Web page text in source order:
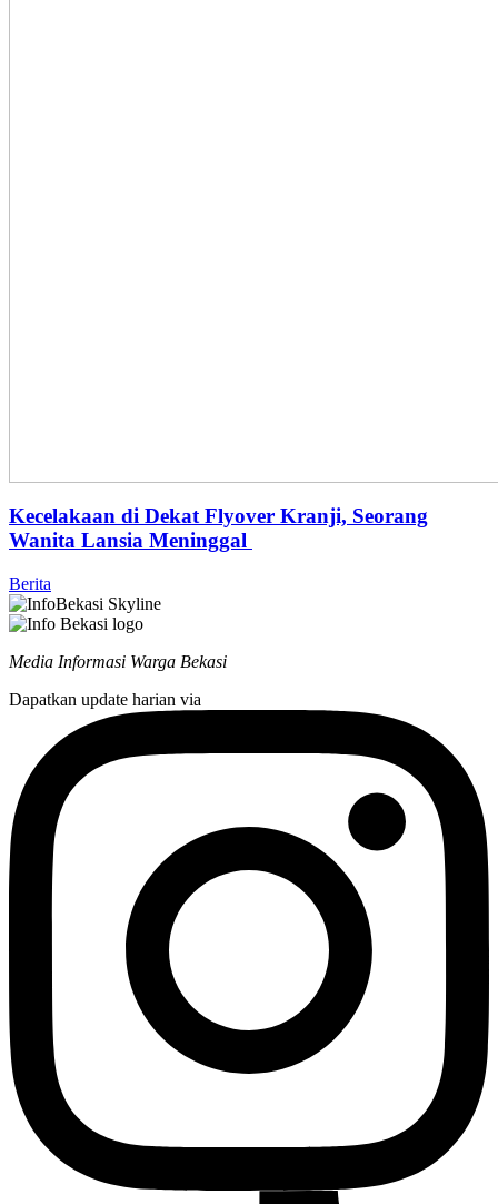
Kecelakaan di Dekat Flyover Kranji, Seorang
Wanita Lansia Meninggal
Berita
Media Informasi Warga Bekasi
Dapatkan update harian via